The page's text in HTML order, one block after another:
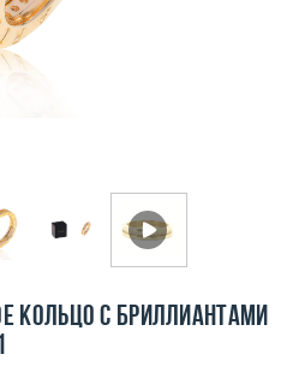
звонок
кольцо с бриллиантами